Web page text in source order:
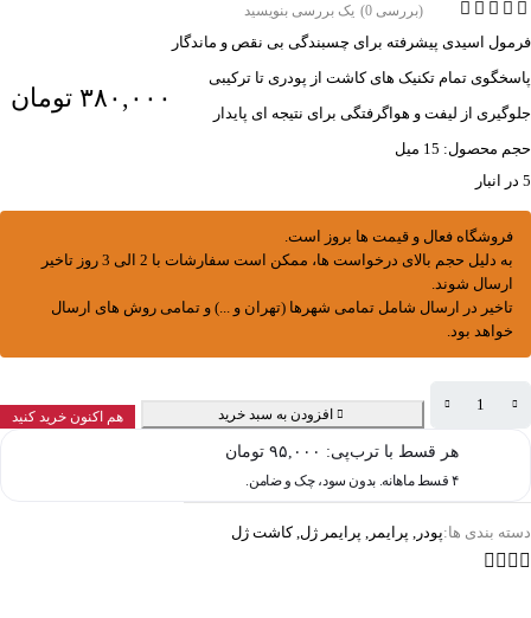
(بررسی 0) یک بررسی بنویسید
فرمول اسیدی پیشرفته برای چسبندگی بی نقص و ماندگار
پاسخگوی تمام تکنیک های کاشت از پودری تا ترکیبی
جلوگیری از لیفت و هواگرفتگی برای نتیجه ای پایدار
حجم محصول: 15 میل
۳۸۰,۰۰۰ تومان
5 در انبار
فروشگاه فعال و قیمت ها بروز است.
به دلیل حجم بالای درخواست ها، ممکن است سفارشات با 2 الی 3 روز تاخیر
ارسال شوند.
تاخیر در ارسال شامل تمامی شهرها (تهران و ...) و تمامی روش های ارسال
خواهد بود.
افزودن به سبد خرید هم اکنون خرید کنید
هر قسط با ترب‌پی: ۹۵,۰۰۰ تومان
۴ قسط ماهانه. بدون سود، چک و ضامن.
دسته بندی ها:پودر , پرایمر , پرایمر ژل, کاشت ژل